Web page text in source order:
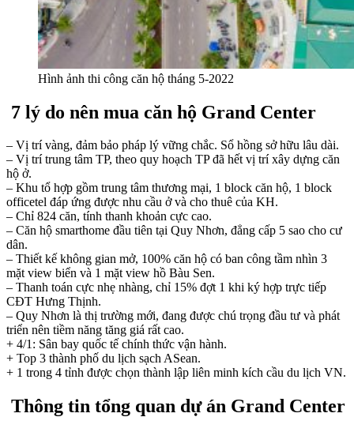
Hình ảnh thi công căn hộ tháng 5-2022
7 lý do nên mua căn hộ Grand Center
– Vị trí vàng, đảm bảo pháp lý vững chắc. Sổ hồng sở hữu lâu dài.
– Vị trí trung tâm TP, theo quy hoạch TP đã hết vị trí xây dựng căn
hộ ở.
– Khu tổ hợp gồm trung tâm thương mại, 1 block căn hộ, 1 block
officetel đáp ứng được nhu cầu ở và cho thuê của KH.
– Chỉ 824 căn, tính thanh khoản cực cao.
– Căn hộ smarthome đầu tiên tại Quy Nhơn, đẳng cấp 5 sao cho cư
dân.
– Thiết kế không gian mở, 100% căn hộ có ban công tầm nhìn 3
mặt view biển và 1 mặt view hồ Bàu Sen.
– Thanh toán cực nhẹ nhàng, chỉ 15% đợt 1 khi ký hợp trực tiếp
CĐT Hưng Thịnh.
– Quy Nhơn là thị trường mới, đang được chú trọng đầu tư và phát
triển nên tiềm năng tăng giá rất cao.
+ 4/1: Sân bay quốc tế chính thức vận hành.
+ Top 3 thành phố du lịch sạch ASean.
+ 1 trong 4 tỉnh được chọn thành lập liên minh kích cầu du lịch VN.
Thông tin tổng quan dự án Grand Center